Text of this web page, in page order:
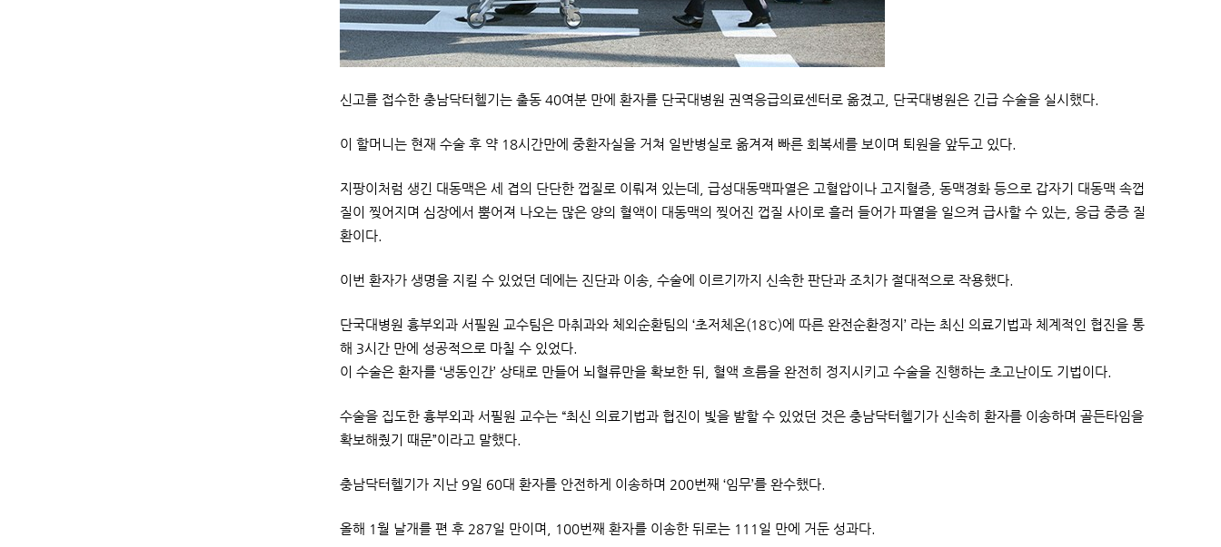
신고를 접수한 충남닥터헬기는 출동 40여분 만에 환자를 단국대병원 권역응급의료센터로 옮겼고, 단국대병원은 긴급 수술을 실시했다.
이 할머니는 현재 수술 후 약 18시간만에 중환자실을 거쳐 일반병실로 옮겨져 빠른 회복세를 보이며 퇴원을 앞두고 있다.
지팡이처럼 생긴 대동맥은 세 겹의 단단한 껍질로 이뤄져 있는데, 급성대동맥파열은 고혈압이나 고지혈증, 동맥경화 등으로 갑자기 대동맥 속껍
질이 찢어지며 심장에서 뿜어져 나오는 많은 양의 혈액이 대동맥의 찢어진 껍질 사이로 흘러 들어가 파열을 일으켜 급사할 수 있는, 응급 중증 질
환이다.
이번 환자가 생명을 지킬 수 있었던 데에는 진단과 이송, 수술에 이르기까지 신속한 판단과 조치가 절대적으로 작용했다.
단국대병원 흉부외과 서필원 교수팀은 마취과와 체외순환팀의 ‘초저체온(18℃)에 따른 완전순환정지’ 라는 최신 의료기법과 체계적인 협진을 통
해 3시간 만에 성공적으로 마칠 수 있었다.
이 수술은 환자를 ‘냉동인간’ 상태로 만들어 뇌혈류만을 확보한 뒤, 혈액 흐름을 완전히 정지시키고 수술을 진행하는 초고난이도 기법이다.
수술을 집도한 흉부외과 서필원 교수는 “최신 의료기법과 협진이 빛을 발할 수 있었던 것은 충남닥터헬기가 신속히 환자를 이송하며 골든타임을
확보해줬기 때문”이라고 말했다.
충남닥터헬기가 지난 9일 60대 환자를 안전하게 이송하며 200번째 ‘임무’를 완수했다.
올해 1월 날개를 편 후 287일 만이며, 100번째 환자를 이송한 뒤로는 111일 만에 거둔 성과다.